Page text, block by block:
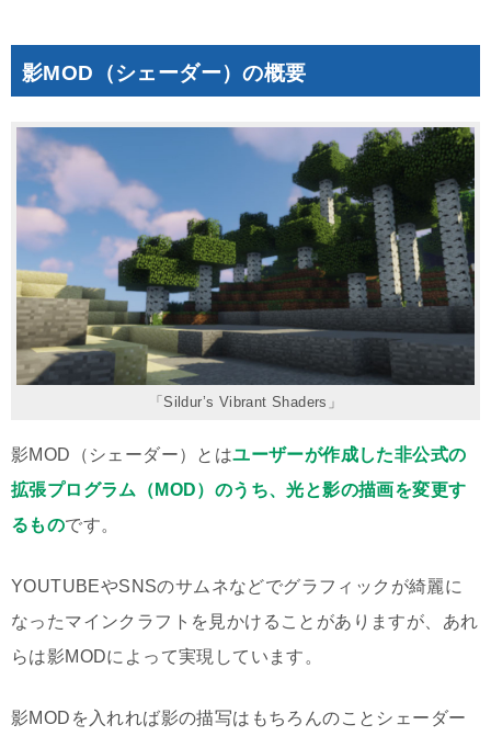
影MOD（シェーダー）の概要
「Sildur’s Vibrant Shaders」
影MOD（シェーダー）とはユーザーが作成した非公式の
拡張プログラム（MOD）のうち、光と影の描画を変更す
るものです。
YOUTUBEやSNSのサムネなどでグラフィックが綺麗に
なったマインクラフトを見かけることがありますが、あれ
らは影MODによって実現しています。
影MODを入れれば影の描写はもちろんのことシェーダー